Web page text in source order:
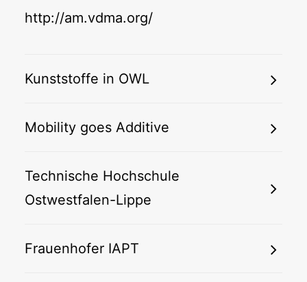
http://am.vdma.org/
Kunststoffe in OWL
Mobility goes Additive
Technische Hochschule
Ostwestfalen-Lippe
Frauenhofer IAPT